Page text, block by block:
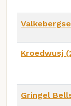
Kroedwusj
Gringel